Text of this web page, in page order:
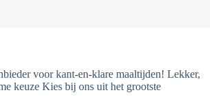
voor kant-en-klare maaltijden! Lekker,
keuze Kies bij ons uit het grootste